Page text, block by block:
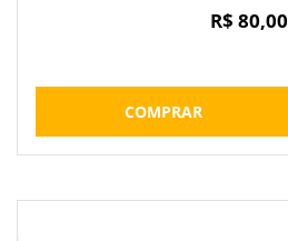
R$ 80,00
COMPRAR